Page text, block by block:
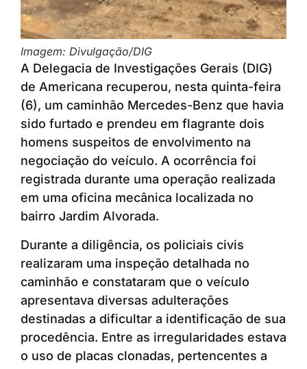
Imagem: Divulgação/DIG
A Delegacia de Investigações Gerais (DIG)
de Americana recuperou, nesta quinta-feira
(6), um caminhão Mercedes-Benz que havia
sido furtado e prendeu em flagrante dois
homens suspeitos de envolvimento na
negociação do veículo. A ocorrência foi
registrada durante uma operação realizada
em uma oficina mecânica localizada no
bairro Jardim Alvorada.
Durante a diligência, os policiais civis
realizaram uma inspeção detalhada no
caminhão e constataram que o veículo
apresentava diversas adulterações
destinadas a dificultar a identificação de sua
procedência. Entre as irregularidades estava
o uso de placas clonadas, pertencentes a